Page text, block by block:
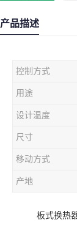
产品描述
控制方式
用途
设计温度
尺寸
移动方式
产地
板式换热